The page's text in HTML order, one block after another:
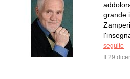
grande
seguito
Il 29